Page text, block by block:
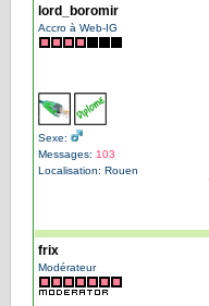
lord_boromir
Accro à Web-IG
Sexe:
Messages: 103
Localisation: Rouen
frix
Modérateur